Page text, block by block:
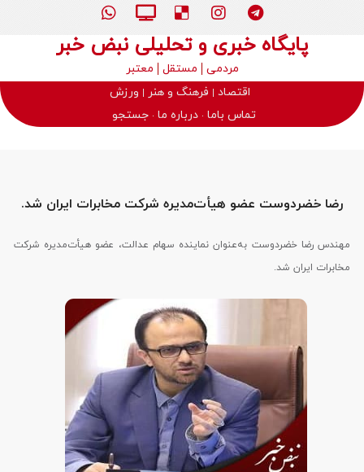
پایگاه خبری و تحلیلی نبض خبر
مردمی مستقل
معتبر
اقتصاد
فرهنگ و هنر
ورزش
تماس باما درباره ما جستجو
رضا خضردوست عضو هیأت‌مدیره شرکت مخابرات ایران شد.
مهندس رضا خضردوست به‌عنوان نماینده سهام عدالت، عضو هیأت‌مدیره شرکت
مخابرات ایران شد.